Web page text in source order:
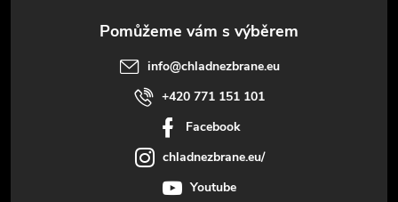
info@chladnezbrane.eu
+420 771 151 101
Facebook
chladnezbrane.eu/
Youtube